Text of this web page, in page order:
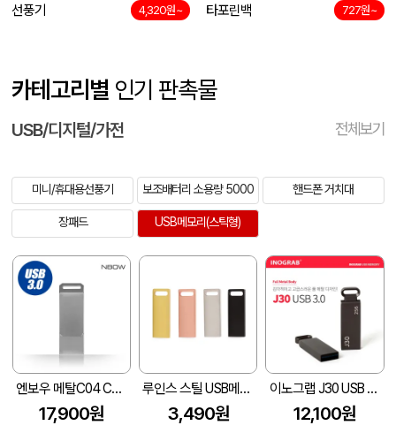
선풍기 4,320원~ 타포린백 727원~
카테고리별 인기 판촉물
USB/디지털/가전 전체보기
미니/휴대용선풍기 보조배터리 소용량 5000 핸드폰 거치대
장패드 USB메모리(스틱형)
엔보우 메탈C04 C타입 OTG 3.0 USB
17,900원
루인스 스틸 USB메모리 (4~128G)
3,490원
이노그랩 J30 USB 3.0 (16GB~256GB)
12,100원